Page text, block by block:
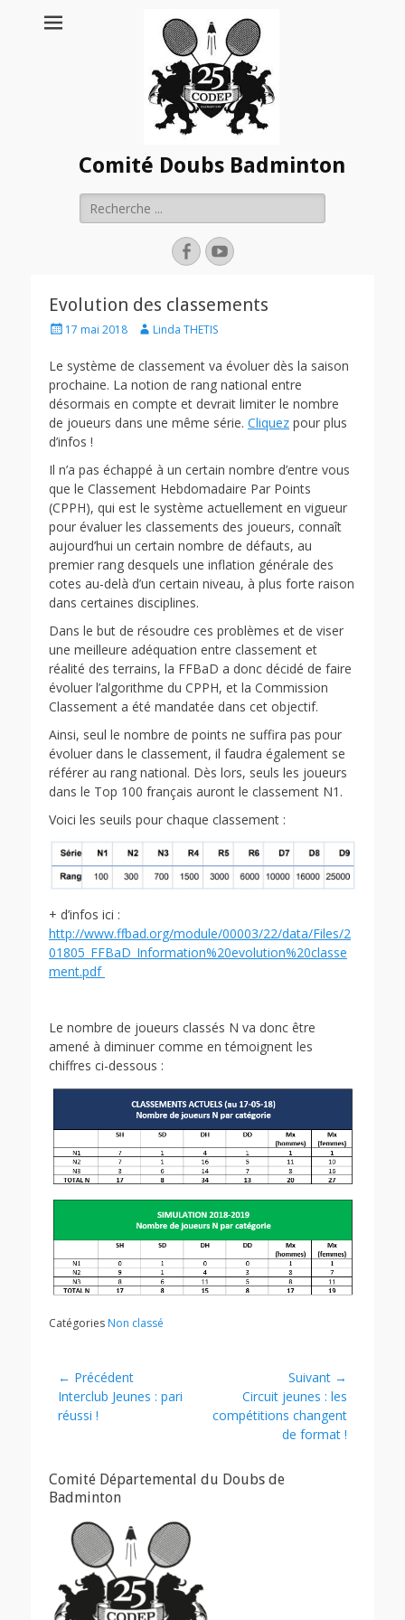
Comité Doubs Badminton
Rechercher :
FacebookYouTube
Evolution des classements
Posted17 mai 2018 AuthorLinda THETIS
Le système de classement va évoluer dès la saison
prochaine. La notion de rang national entre
désormais en compte et devrait limiter le nombre
de joueurs dans une même série. Cliquez pour plus
d’infos !
Il n’a pas échappé à un certain nombre d’entre vous
que le Classement Hebdomadaire Par Points
(CPPH), qui est le système actuellement en vigueur
pour évaluer les classements des joueurs, connaît
aujourd’hui un certain nombre de défauts, au
premier rang desquels une inflation générale des
cotes au-delà d’un certain niveau, à plus forte raison
dans certaines disciplines.
Dans le but de résoudre ces problèmes et de viser
une meilleure adéquation entre classement et
réalité des terrains, la FFBaD a donc décidé de faire
évoluer l’algorithme du CPPH, et la Commission
Classement a été mandatée dans cet objectif.
Ainsi, seul le nombre de points ne suffira pas pour
évoluer dans le classement, il faudra également se
référer au rang national. Dès lors, seuls les joueurs
dans le Top 100 français auront le classement N1.
Voici les seuils pour chaque classement :
+ d’infos ici :
http://www.ffbad.org/module/00003/22/data/Files/2
01805_FFBaD_Information%20evolution%20classe
ment.pdf
Le nombre de joueurs classés N va donc être
amené à diminuer comme en témoignent les
chiffres ci-dessous :
Catégories Non classé
Navigation
de
l’article
← Précédent
Article
précédent :
Interclub Jeunes : pari
réussi !
Suivant →
suivant :
Circuit jeunes : les
compétitions changent
de format !
Comité Départemental du Doubs de
Badminton